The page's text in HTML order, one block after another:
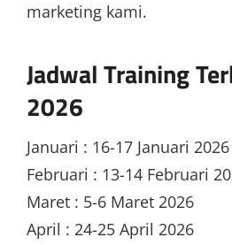
marketing kami.
Jadwal Training
2026
Januari : 16-17 Januari 2026
Februari : 13-14 Februari
Maret : 5-6 Maret 2026
April : 24-25 April 2026